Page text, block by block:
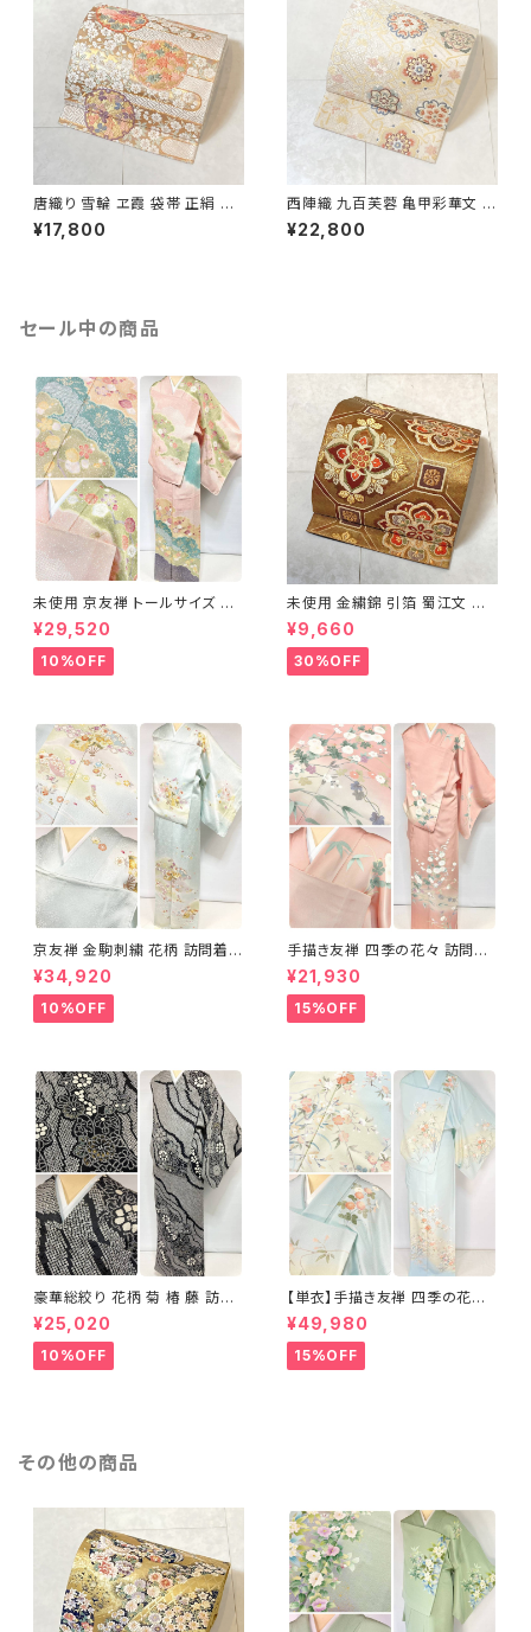
唐織り 雪輪 ヱ霞 袋帯 正絹 金
糸 白 ピンク 水色 紫 パステルカ
ラー 531
¥17,800
西陣織 九百芙蓉 亀甲彩華文 唐
織り 袋帯 正絹 金糸 クリーム色
白 667
¥22,800
セール中の商品
未使用 京友禅 トールサイズ 染
め分け 金彩 訪問着 袷 正絹 ピ
ンク 黄緑 紫 黄色 1438
¥29,520
10%OFF
未使用 金繍錦 引箔 蜀江文 唐
織 華紋 袋帯 正絹 金糸 ゴール
ド 赤 紫 710
¥9,660
30%OFF
京友禅 金駒刺繍 花柄 訪問着
正絹 水色 黄緑 パステルカラー
アイスグリーン 1433
¥34,920
10%OFF
手描き友禅 四季の花々 訪問着
袷 正絹 サーモンピンク クリー
ム 白 桃花色 1434
¥21,930
15%OFF
豪華総絞り 花柄 菊 椿 藤 訪問
着 鹿の子絞り ラメ 正絹 黒 白
グレー 1435
¥25,020
10%OFF
【単衣】手描き友禅 四季の花々
正絹 訪問着 水色 黄緑 白 パス
テルカラー 1431
¥49,980
15%OFF
その他の商品